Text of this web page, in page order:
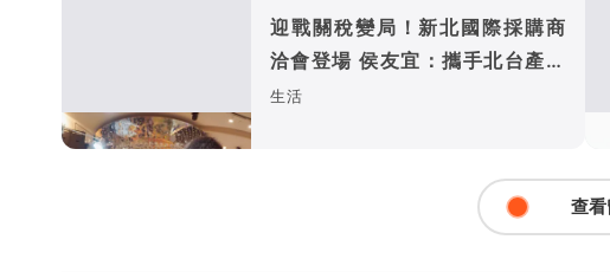
迎戰關稅變局！新北國際採購商
洽會登場 侯友宜：攜手北台產業
鏈結全球市場
生活
查